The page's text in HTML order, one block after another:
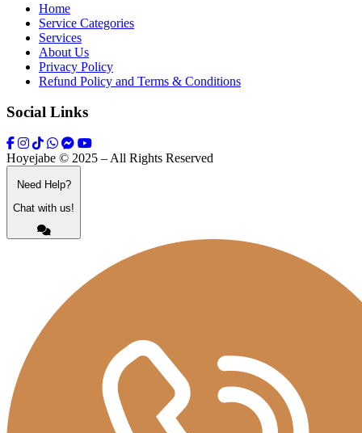
Home
Service Categories
Services
About Us
Privacy Policy
Refund Policy and Terms & Conditions
Social Links
Hoyejabe © 2025 – All Rights Reserved
Need Help?
Chat with us!